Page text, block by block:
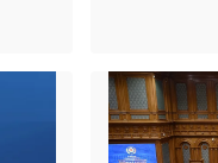
назаррас ва